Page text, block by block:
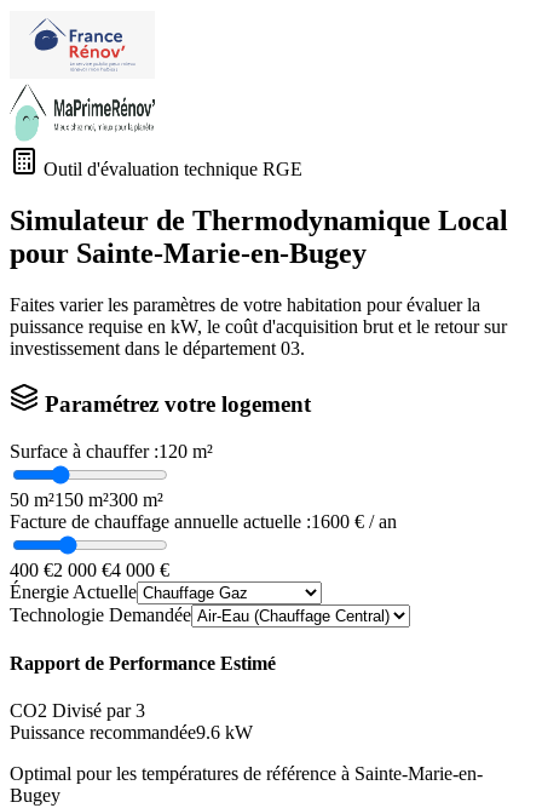
Outil d'évaluation technique RGE
Simulateur de Thermodynamique Local
pour Sainte-Marie-en-Bugey
Faites varier les paramètres de votre habitation pour évaluer la
puissance requise en kW, le coût d'acquisition brut et le retour sur
investissement dans le département 03.
Paramétrez votre logement
Surface à chauffer :120 m²
50 m²150 m²300 m²
Facture de chauffage annuelle actuelle :1600 € / an
400 €2 000 €4 000 €
Énergie Actuelle
Technologie Demandée
Rapport de Performance Estimé
CO2 Divisé par 3
Puissance recommandée9.6 kW
Optimal pour les températures de référence à Sainte-Marie-en-
Bugey